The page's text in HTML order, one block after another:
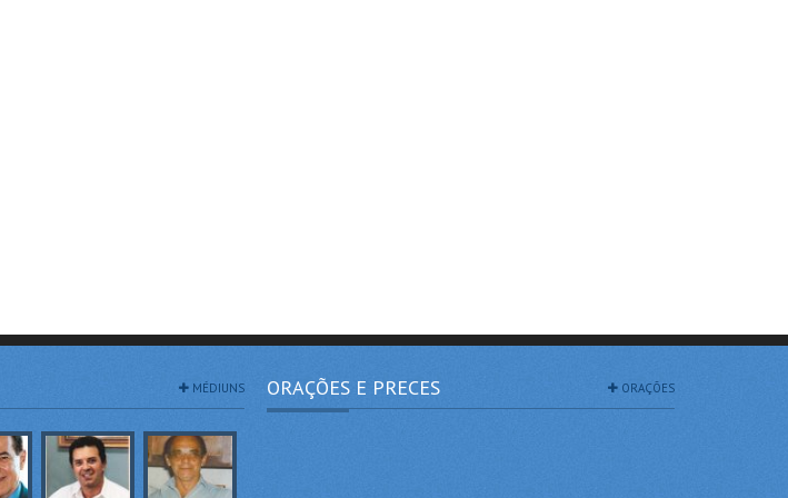
MÉDIUNS ORAÇÕES E PRECES ORAÇÕES